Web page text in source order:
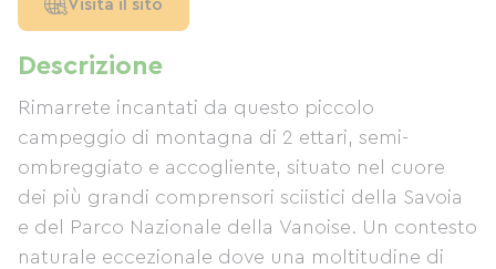
Descrizione
Rimarrete incantati da questo piccolo
campeggio di montagna di 2 ettari, semi-
ombreggiato e accogliente, situato nel cuore
dei più grandi comprensori sciistici della Savoia
e del Parco Nazionale della Vanoise. Un contesto
naturale eccezionale dove una moltitudine di
Visita il sito